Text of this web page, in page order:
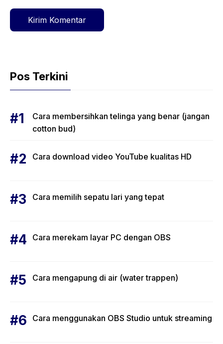
Pos Terkini
Cara membersihkan telinga yang benar (jangan
cotton bud)
Cara download video YouTube kualitas HD
Cara memilih sepatu lari yang tepat
Cara merekam layar PC dengan OBS
Cara mengapung di air (water trappen)
Cara menggunakan OBS Studio untuk streaming